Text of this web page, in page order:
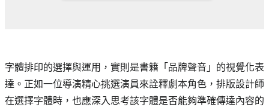
字體排印的選擇與運用，實則是書籍「品牌聲音」的視覺化表
達。正如一位導演精心挑選演員來詮釋劇本角色，排版設計師
在選擇字體時，也應深入思考該字體是否能夠準確傳達內容的